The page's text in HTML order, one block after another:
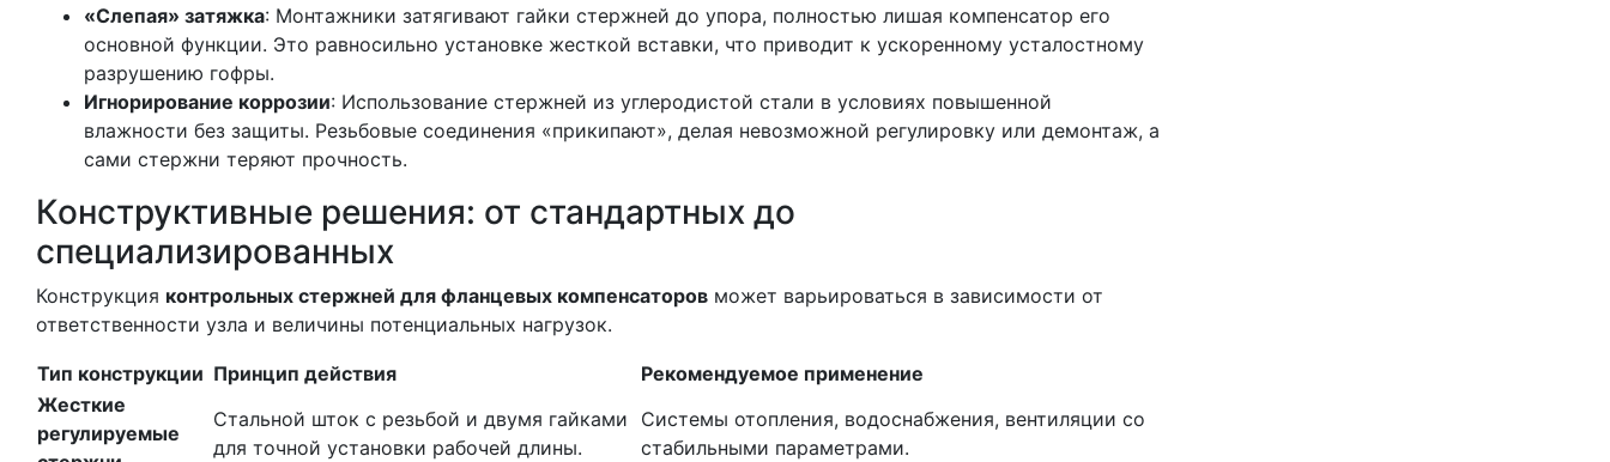
«Слепая» затяжка: Монтажники затягивают гайки стержней до упора, полностью лишая компенсатор его
основной функции. Это равносильно установке жесткой вставки, что приводит к ускоренному усталостному
разрушению гофры.
Игнорирование коррозии: Использование стержней из углеродистой стали в условиях повышенной
влажности без защиты. Резьбовые соединения «прикипают», делая невозможной регулировку или демонтаж, а
сами стержни теряют прочность.
Конструктивные решения: от стандартных до
специализированных
Конструкция контрольных стержней для фланцевых компенсаторов может варьироваться в зависимости от
ответственности узла и величины потенциальных нагрузок.
Тип конструкции Принцип действия
Рекомендуемое применение
Жесткие
регулируемые
Стальной шток с резьбой и двумя гайками
для точной установки рабочей длины.
Системы отопления, водоснабжения, вентиляции со
стабильными параметрами.